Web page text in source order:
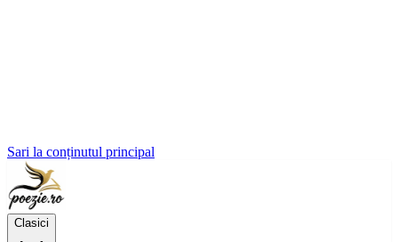
Sari la conținutul principal
Clasici